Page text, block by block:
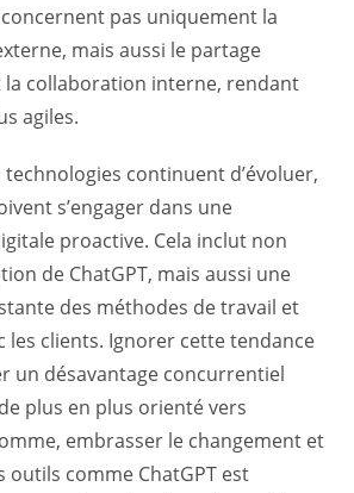
pas uniquement la
mais aussi le partage
la collaboration interne, rendant
agiles.
continuent d’évoluer,
s’engager dans une
proactive. Cela inclut non
de ChatGPT, mais aussi une
des méthodes de travail et
les clients. Ignorer cette tendance
un désavantage concurrentiel
plus en plus orienté vers
embrasser le changement et
outils comme ChatGPT est